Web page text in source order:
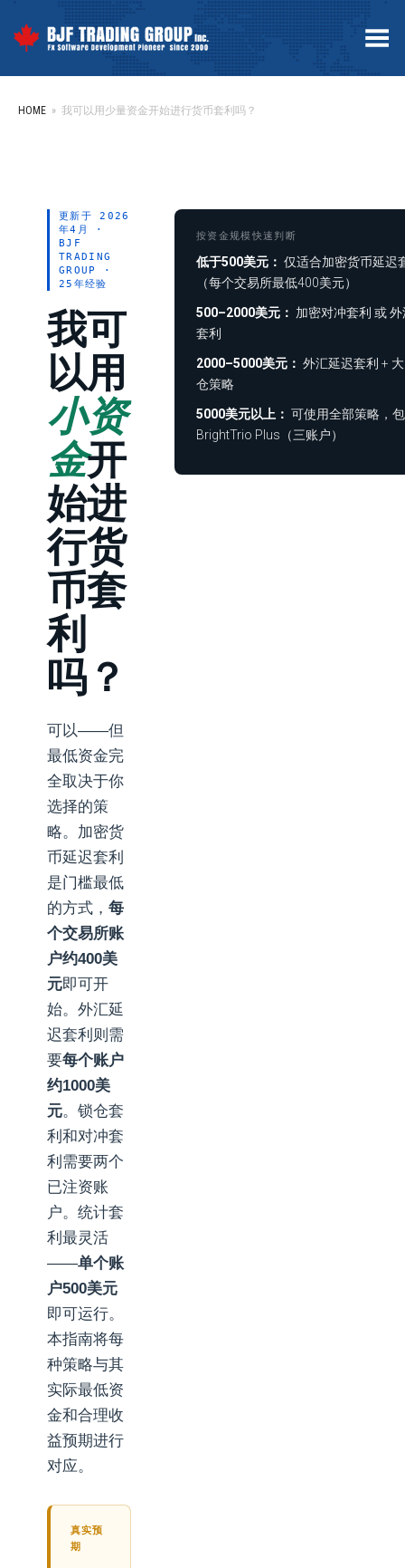
Toggle Menu
HOME » 我可以用少量资金开始进行货币套利吗？
更新于 2026
年4月 ·
BJF
TRADING
GROUP ·
25年经验
我可
以用
小资
金开
始进
行货
币套
利
吗？
可以——但
最低资金完
全取决于你
选择的策
略。加密货
币延迟套利
是门槛最低
的方式， 每
个交易所账
户约400美
元即可开
始。外汇延
迟套利则需
要每个账户
约1000美
元。锁仓套
利和对冲套
利需要两个
已注资账
户。统计套
利最灵活
——单个账
户500美元
即可运行。
本指南将每
种策略与其
实际最低资
金和合理收
益预期进行
对应。
真实预
期
按资金规模快速判断
低于500美元： 仅适合加密货币延迟
（每个交易所最低400美元）
500–2000美元： 加密对冲套利 或
套利
2000–5000美元： 外汇延迟套利 +
仓策略
5000美元以上： 可使用全部策略，
BrightTrio Plus（三账户）